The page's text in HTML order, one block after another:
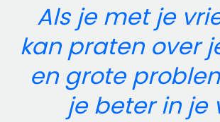
Als je met je
kan praten over
en grote
je beter in je